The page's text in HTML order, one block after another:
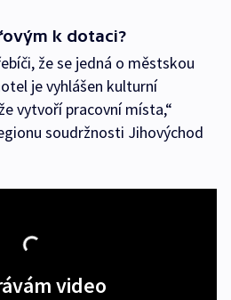
k dotaci?
že se jedná o městskou
je vyhlášen kulturní
vytvoří pracovní místa,“
soudržnosti Jihovýchod
video